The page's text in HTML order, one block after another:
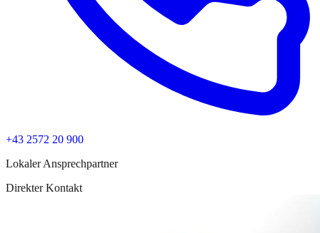
+43 2572 20 900
Lokaler Ansprechpartner
Direkter Kontakt